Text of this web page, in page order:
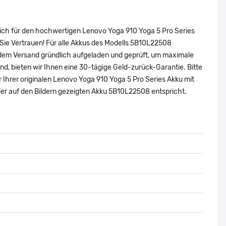
für den hochwertigen Lenovo Yoga 910 Yoga 5 Pro Series
Vertrauen! Für alle Akkus des Modells 5B10L22508
Versand gründlich aufgeladen und geprüft, um maximale
bieten wir Ihnen eine 30-tägige Geld-zurück-Garantie. Bitte
originalen Lenovo Yoga 910 Yoga 5 Pro Series Akku mit
auf den Bildern gezeigten Akku 5B10L22508 entspricht.